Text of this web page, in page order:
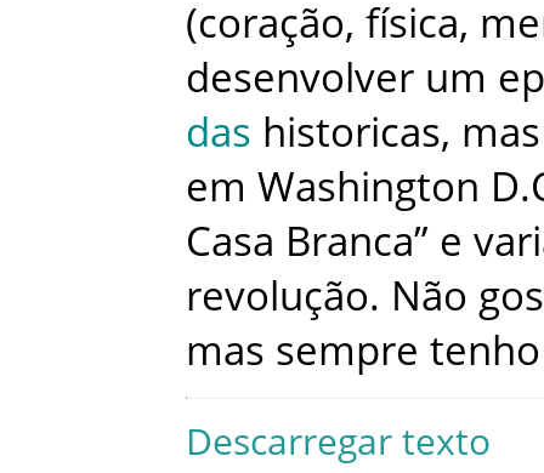
(coração, física,
desenvolver um
das historicas, mas
em Washington
Casa Branca” e
revolução. Não
mas sempre tenho
Descarregar texto